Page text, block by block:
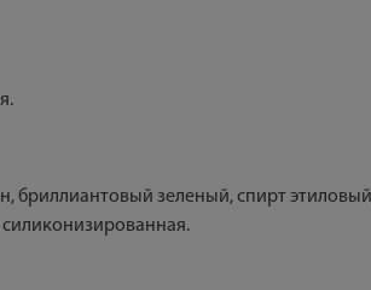
зеленый, спирт